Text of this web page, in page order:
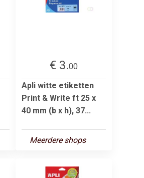
€ 3.00
Apli witte etiketten
Print & Write ft 25 x
40 mm (b x h), 37...
Meerdere shops